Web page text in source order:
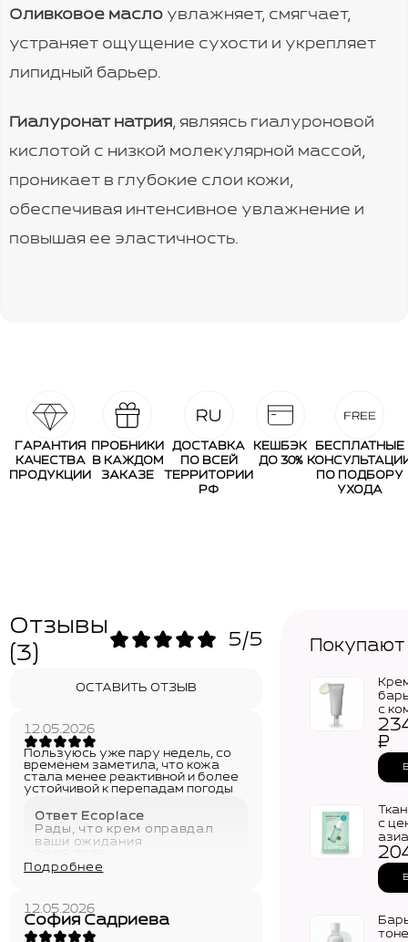
Оливковое масло увлажняет, смягчает,
устраняет ощущение сухости и укрепляет
липидный барьер.
Гиалуронат натрия, являясь гиалуроновой
кислотой с низкой молекулярной массой,
проникает в глубокие слои кожи,
обеспечивая интенсивное увлажнение и
повышая ее эластичность.
ГАРАНТИЯ
КАЧЕСТВА
ПРОДУКЦИИ
ПРОБНИКИ
В КАЖДОМ
ЗАКАЗЕ
ДОСТАВКА
ПО ВСЕЙ
ТЕРРИТОРИИ
РФ
КЕШБЭК
ДО 30%
БЕСПЛАТНЫЕ
ПО ПОДБОРУ
УХОДА
Отзывы
(3)
5/5
ОСТАВИТЬ ОТЗЫВ
12.05.2026
Пользуюсь уже пару недель, со
временем заметила, что кожа
стала менее реактивной и более
устойчивой к перепадам погоды
Ответ Ecoplace
Рады, что крем оправдал
ваши ожидания
Подробнее
12.05.2026
София Садриева
с
₽
с